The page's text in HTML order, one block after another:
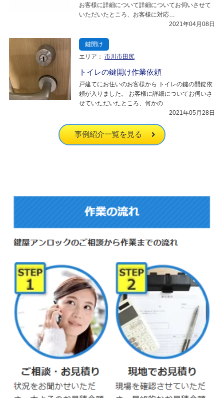
お客様に詳細について詳細についてお伺いさせて
いただいたところ、お客様に対応…
2021年04月08日
鍵開け
エリア： 市川市田尻
トイレの鍵開け作業依頼
戸建てにお住いのお客様から トイレの鍵の開錠依
頼が入りました。 お客様に詳細についてお伺いさ
せていただいたところ、何かの…
2021年05月28日
事例紹介一覧を見る